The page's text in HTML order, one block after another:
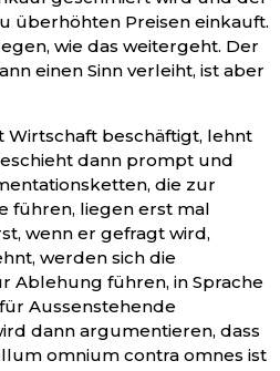
überhöhten Preisen einkauft.
wie das weitergeht. Der
einen Sinn verleiht, ist aber
Wirtschaft beschäftigt, lehnt
dann prompt und
die zur
führen, liegen erst mal
wenn er gefragt wird,
werden sich die
Ablehung führen, in Sprache
Aussenstehende
dann argumentieren, dass
omnium contra omnes ist